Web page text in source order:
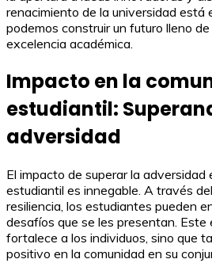
renacimiento de la universidad está
podemos construir un futuro lleno
excelencia académica.
Impacto en la
estudiantil:
adversidad
El impacto de superar la adversidad
estudiantil es innegable. A través
resiliencia, los estudiantes pueden
desafíos que se les presentan.
fortalece a los individuos, sino que
positivo en la comunidad en su